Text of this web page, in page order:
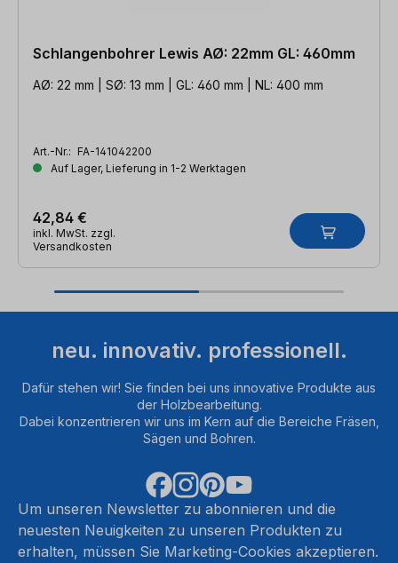
Schlangenbohrer Lewis AØ: 22mm GL: 460mm
AØ: 22 mm | SØ: 13 mm | GL: 460 mm | NL: 400 mm
Art.-Nr.: FA-141042200
Auf Lager, Lieferung in 1-2 Werktagen
42,84 €
inkl. MwSt. zzgl.
Versandkosten
neu. innovativ. professionell.
Dafür stehen wir! Sie finden bei uns innovative Produkte aus
der Holzbearbeitung.
Dabei konzentrieren wir uns im Kern auf die Bereiche Fräsen,
Sägen und Bohren.
Um unseren Newsletter zu abonnieren und die
neuesten Neuigkeiten zu unseren Produkten zu
erhalten, müssen Sie Marketing-Cookies akzeptieren.